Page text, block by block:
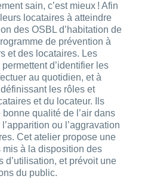
sain, c’est mieux ! Afin
locataires à atteindre
des OSBL d’habitation de
de prévention à
et des locataires. Les
d’identifier les
au quotidien, et à
les rôles et
et du locateur. Ils
qualité de l’air dans
ou l’aggravation
Cet atelier propose une
à la disposition des
d’utilisation, et prévoit une
du public.